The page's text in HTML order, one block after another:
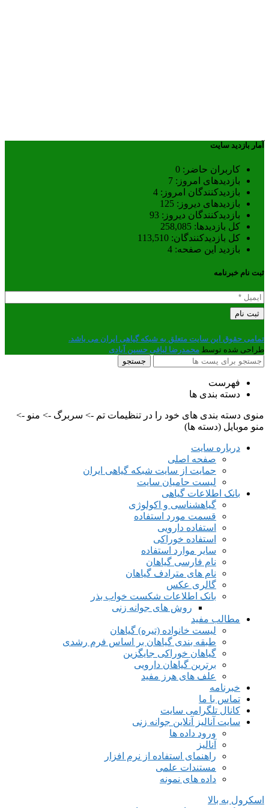
آمار بازدید سایت
کاربران حاضر: 0
بازدیدهای امروز: 7
بازدیدکنندگان امروز: 4
بازدیدهای دیروز: 125
بازدیدکنندگان دیروز: 93
کل بازدیدها: 258,085
کل بازدیدکنند‌گان: 113,510
بازدید این صفحه: 4
ثبت نام خبرنامه
تمامی حقوق این سایت متعلق به شبکه گیاهی ایران می باشد.
طراحی شده توسط محمدرضا لبافی حسین آبادی
جستجو
فهرست
دسته بندی ها
منوی دسته بندی های خود را در تنظیمات تم -> سربرگ -> منو ->
منو موبایل (دسته ها)
درباره سایت
صفحه اصلی
حمایت از سایت شبکه گیاهی ایران
لیست حامیان سایت
بانک اطلاعات گیاهی
گیاهشناسی و اکولوژی
قسمت مورد استفاده
استفاده دارویی
استفاده خوراکی
سایر موارد استفاده
نام فارسی گیاهان
نام های مترادف گیاهان
گالری عکس
بانک اطلاعات شکست خواب بذر
روش های جوانه زنی
مطالب مفید
لیست خانواده (تیره) گیاهان
طبقه بندی گیاهان بر اساس فرم رشدی
گیاهان خوراکی جایگزین
برترین گیاهان دارویی
علف های هرز مفید
خبرنامه
تماس با ما
کانال تلگرامی سایت
سایت آنالیز آنلاین جوانه زنی
ورود داده ها
آنالیز
راهنمای استفاده از نرم افزار
مستندات علمی
داده های نمونه
اسکرول به بالا